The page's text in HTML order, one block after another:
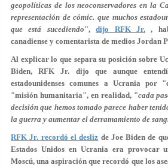
geopolíticas de los neoconservadores en la
representación de cómic. que muchos
que está sucediendo",dijo RFK Jr. ,
canadiense y comentarista de medios Jordan
Al explicar lo que separa su posición sobre
Biden, RFK Jr. dijo que aunque
estadounidenses comunes a Ucrania por
"misión humanitaria", en realidad, "cada
decisión que hemos tomado parece haber
la guerra y aumentar el derramamiento de
RFK Jr. recordó el desliz de Joe Biden de
Estados Unidos en Ucrania era provocar
Moscú, una aspiración que recordó que los